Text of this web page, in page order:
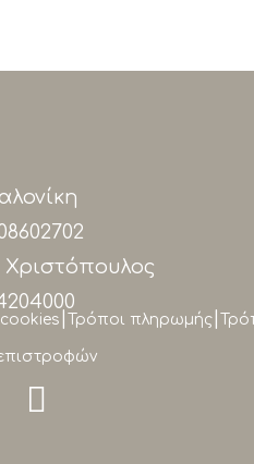
cookies Τρόποι πληρωμής
επιστροφών